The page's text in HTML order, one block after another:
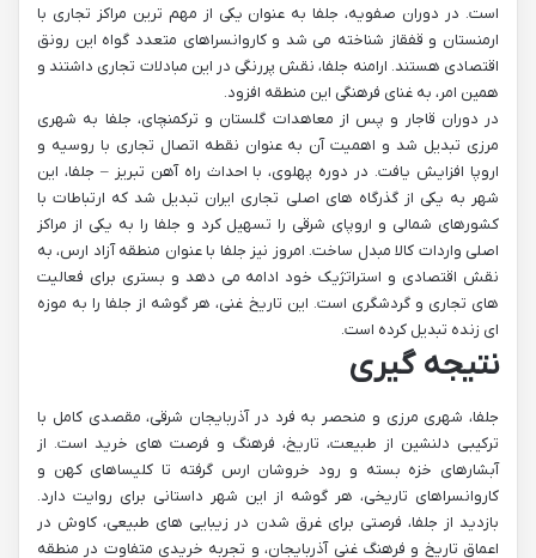
است. در دوران صفویه، جلفا به عنوان یکی از مهم ترین مراکز تجاری با
ارمنستان و قفقاز شناخته می شد و کاروانسراهای متعدد گواه این رونق
اقتصادی هستند. ارامنه جلفا، نقش پررنگی در این مبادلات تجاری داشتند و
همین امر، به غنای فرهنگی این منطقه افزود.
در دوران قاجار و پس از معاهدات گلستان و ترکمنچای، جلفا به شهری
مرزی تبدیل شد و اهمیت آن به عنوان نقطه اتصال تجاری با روسیه و
اروپا افزایش یافت. در دوره پهلوی، با احداث راه آهن تبریز – جلفا، این
شهر به یکی از گذرگاه های اصلی تجاری ایران تبدیل شد که ارتباطات با
کشورهای شمالی و اروپای شرقی را تسهیل کرد و جلفا را به یکی از مراکز
اصلی واردات کالا مبدل ساخت. امروز نیز جلفا با عنوان منطقه آزاد ارس، به
نقش اقتصادی و استراتژیک خود ادامه می دهد و بستری برای فعالیت
های تجاری و گردشگری است. این تاریخ غنی، هر گوشه از جلفا را به موزه
ای زنده تبدیل کرده است.
نتیجه گیری
جلفا، شهری مرزی و منحصر به فرد در آذربایجان شرقی، مقصدی کامل با
ترکیبی دلنشین از طبیعت، تاریخ، فرهنگ و فرصت های خرید است. از
آبشارهای خزه بسته و رود خروشان ارس گرفته تا کلیساهای کهن و
کاروانسراهای تاریخی، هر گوشه از این شهر داستانی برای روایت دارد.
بازدید از جلفا، فرصتی برای غرق شدن در زیبایی های طبیعی، کاوش در
اعماق تاریخ و فرهنگ غنی آذربایجان، و تجربه خریدی متفاوت در منطقه